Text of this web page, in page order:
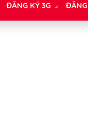
ĐĂNG KÝ 3G